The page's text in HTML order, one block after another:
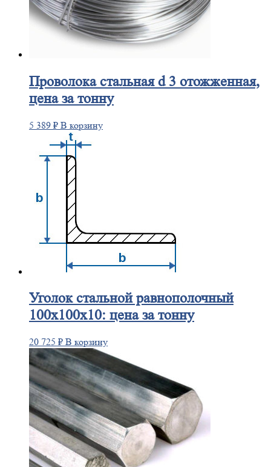
Проволокастальная d 3 отожженная,
цена за тонну
5 389 ₽ В корзину
Уголокстальной равнополочный
100х100х10: цена за тонну
20 725 ₽ В корзину